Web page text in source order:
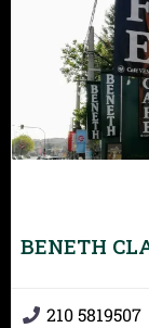
BENETH
210 5819507